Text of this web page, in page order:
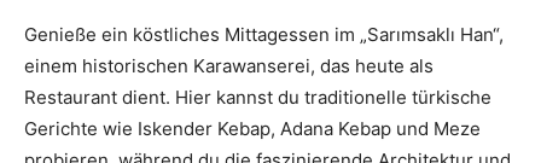
Genieße ein köstliches Mittagessen im „Sarımsaklı Han“,
einem historischen Karawanserei, das heute als
Restaurant dient. Hier kannst du traditionelle türkische
Gerichte wie Iskender Kebap, Adana Kebap und Meze